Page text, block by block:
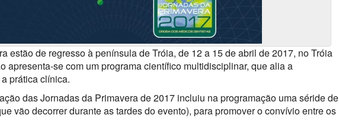
estão de regresso à península de Tróia, de 12 a 15 de abril de 2017, no Tróia
apresenta-se com um programa científico multidisciplinar, que alia a
prática clínica.
das Jornadas da Primavera de 2017 incluiu na programação uma séride de
vão decorrer durante as tardes do evento), para promover o convívio entre os